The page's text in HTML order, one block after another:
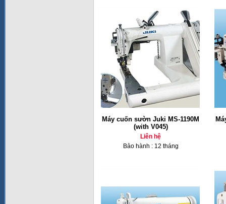
Máy cuốn sườn Juki MS-1190M
(with V045)
Liên hệ
Bảo hành : 12 tháng